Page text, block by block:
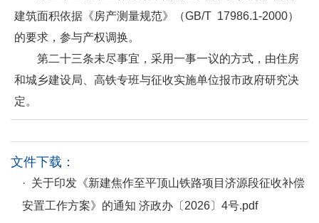
建筑面积依据《房产测量规范》（GB/T 17986.1-2000）
的要求，参与产权调换。
第二十三条未尽事宜，采用一事一议的方式，由住房
和城乡建设局、高铁专班与征收实施单位报市政府研究决
定。
文件下载：
· 关于印发《新建焦作至平顶山铁路项目济源段征收补偿
安置工作方案》的通知 济政办〔2026〕4号.pdf